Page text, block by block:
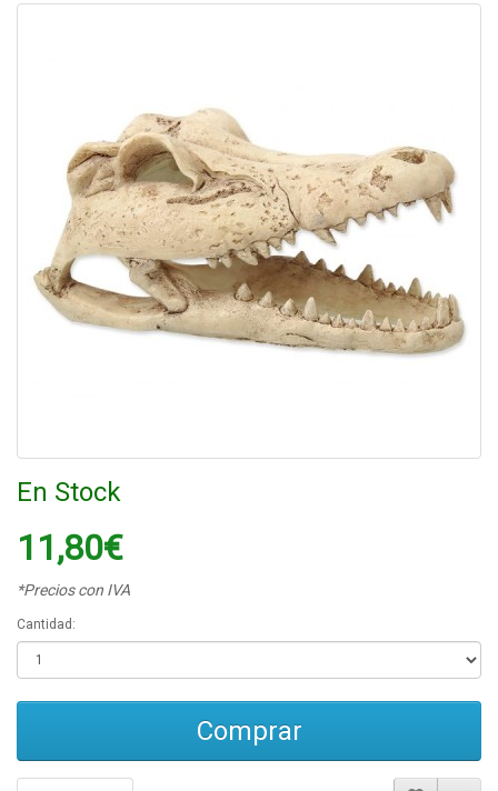
En Stock
11,80€
*Precios con IVA
Cantidad:
Comprar